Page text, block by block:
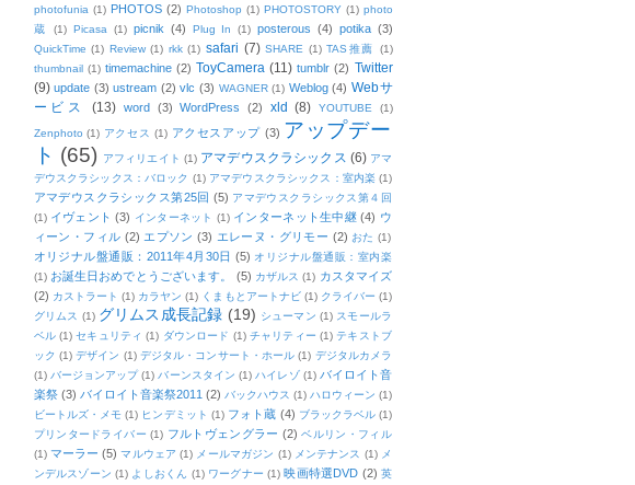
photofunia (1) PHOTOS (2) Photoshop (1) PHOTOSTORY (1) photo
蔵
(1) Picasa (1) picnik (4) Plug In (1) posterous (4) potika (3)
QuickTime (1) Review (1) rkk (1) safari (7) SHARE (1) TAS推薦
(1)
thumbnail (1) timemachine (2) ToyCamera (11) tumblr (2) Twitter
(9) update (3) ustream (2) vlc (3) WAGNER (1) Weblog (4) Webサ
ービス
(13) word (3) WordPress (2) xld (8) YOUTUBE (1)
Zenphoto (1) アクセス (1) アクセスアップ (3) アップデー
ト (65) アフィリエイト (1) アマデウスクラシックス (6) アマ
デウスクラシックス：バロック (1) アマデウスクラシックス：室内楽 (1)
アマデウスクラシックス第25回 (5) アマデウスクラシックス第４回
(1) イヴェント (3) インターネット (1) インターネット生中継 (4) ウ
ィーン・フィル (2) エプソン (3) エレーヌ・グリモー (2) おた (1)
オリジナル盤通販：2011年4月30日 (5) オリジナル盤通販：室内楽
(1) お誕生日おめでとうございます。 (5) カザルス (1) カスタマイズ
(2) カストラート (1) カラヤン (1) くまもとアートナビ (1) クライバー (1)
グリムス (1) グリムス成長記録 (19) シューマン (1) スモールラ
ベル (1) セキュリティ (1) ダウンロード (1) チャリティー (1) テキストブ
ック (1) デザイン (1) デジタル・コンサート・ホール (1) デジタルカメラ
(1) バージョンアップ (1) バーンスタイン (1) ハイレゾ (1) バイロイト音
楽祭 (3) バイロイト音楽祭2011 (2) バックハウス (1) ハロウィーン (1)
ビートルズ・メモ (1) ヒンデミット (1) フォト蔵 (4) ブラックラベル (1)
プリンタードライバー (1) フルトヴェングラー (2) ベルリン・フィル
(1) マーラー (5) マルウェア (1) メールマガジン (1) メンテナンス (1) メ
ンデルスゾーン (1) よしおくん (1) ワーグナー (1) 映画特選DVD (2) 英